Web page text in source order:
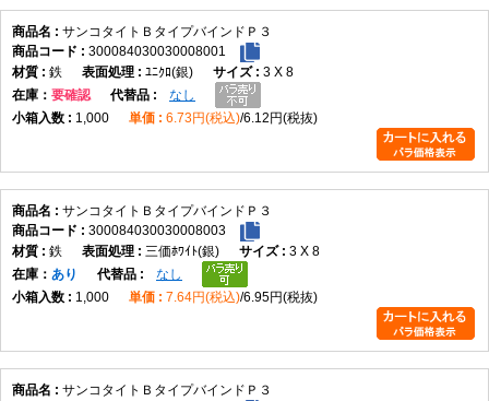
サンコタイトＢタイプバインドＰ３
300084030030008001
鉄
ﾕﾆｸﾛ(銀)
3 X 8
在庫
要確認
なし
1,000
6.73円(税込) 6.12円(税抜)
サンコタイトＢタイプバインドＰ３
300084030030008003
鉄
三価ﾎﾜｲﾄ(銀)
3 X 8
在庫
あり
なし
1,000
7.64円(税込) 6.95円(税抜)
サンコタイトＢタイプバインドＰ３